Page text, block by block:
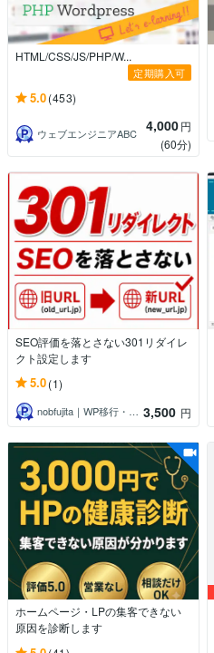
HTML/CSS/JS/PHP/W...
定期購入可
5.0(453)
ウェブエンジニアABC 4,000円
(60分)
SEO評価を落とさない301リダイレ
クト設定します
5.0(1)
nobfujita｜WP移行・保守 3,500 円
ホームページ・LPの集客できない
原因を診断します